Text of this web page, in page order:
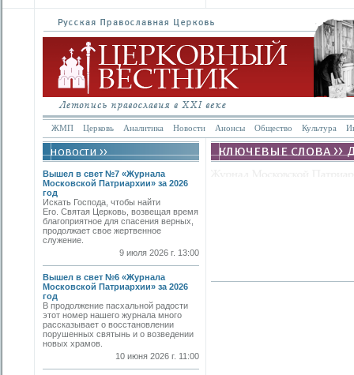
ЖМП Церковь Аналитика Новости Анонсы Общество Культура
Вышел в свет №7 «Журнала
Московской Патриархии» за 2026
год
Искать Господа, чтобы найти
Его. Святая Церковь, возвещая время
благоприятное для спасения верных,
продолжает свое жертвенное
служение.
9 июля 2026 г. 13:00
Вышел в свет №6 «Журнала
Московской Патриархии» за 2026
год
В продолжение пасхальной радости
этот номер нашего журнала много
рассказывает о восстановлении
порушенных святынь и о возведении
новых храмов.
10 июня 2026 г. 11:00